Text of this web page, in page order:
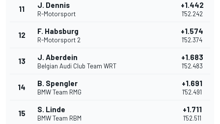
11 J. Dennis
R-Motorsport
+1.442
1'52.242
12 F. Habsburg
R-Motorsport 2
+1.574
1'52.374
13 J. Aberdein
Belgian Audi Club Team WRT
+1.683
1'52.483
14 B. Spengler
BMW Team RMG
+1.691
1'52.491
15 S. Linde
BMW Team RBM
+1.711
1'52.511